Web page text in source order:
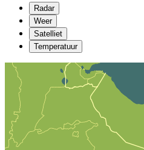
Radar
Weer
Satelliet
Temperatuur